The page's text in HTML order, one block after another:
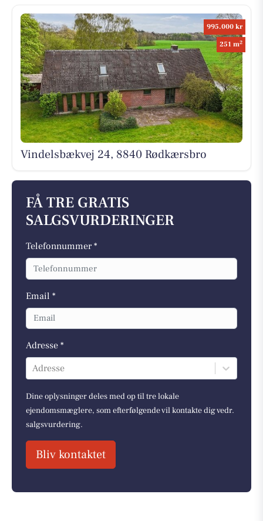
995.000 kr
251 m2
Vindelsbækvej 24, 8840 Rødkærsbro
FÅ TRE GRATIS
SALGSVURDERINGER
Telefonnummer *
Email *
Adresse *
Adresse
Dine oplysninger deles med op til tre lokale
ejendomsmæglere, som efterfølgende vil kontakte dig vedr.
salgsvurdering.
Bliv kontaktet